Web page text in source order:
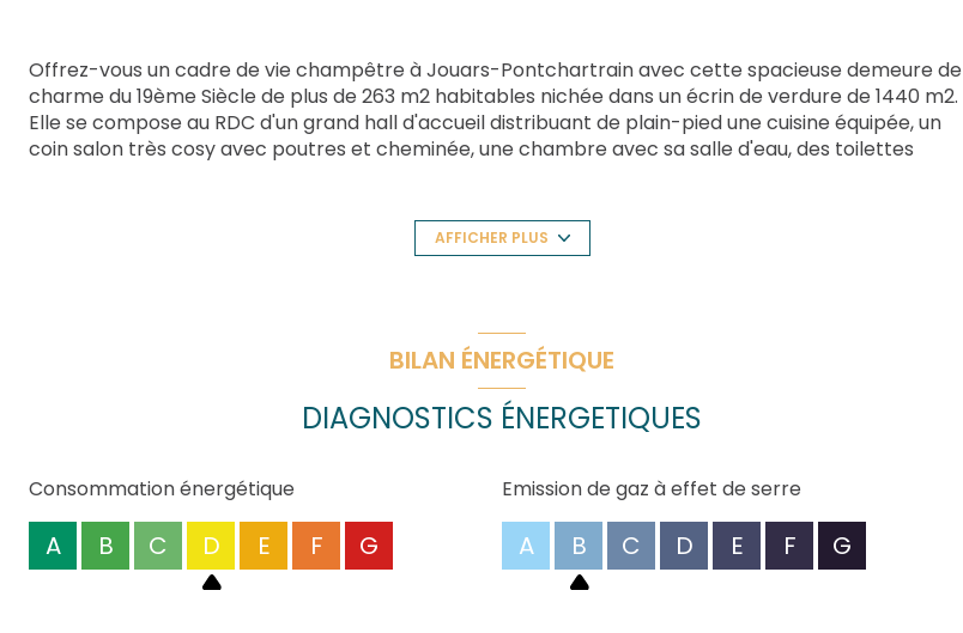
Offrez-vous un cadre de vie champêtre à Jouars-Pontchartrain avec cette spacieuse demeure de
charme du 19ème Siècle de plus de 263 m2 habitables nichée dans un écrin de verdure de 1440 m2.
Elle se compose au RDC d'un grand hall d'accueil distribuant de plain-pied une cuisine équipée, un
coin salon très cosy avec poutres et cheminée, une chambre avec sa salle d'eau, des toilettes
un espace nuit comprenant trois chambres dont une avec terrasse, une salle d'eau, une salle de
bains et deux dressings. En annexe: Une grange à l'ancienne à usage de garage, une belle cave à vins
très jolies prestations à l'ancienne conférant un charme certain à cette demeure, fenêtres double
vitrage, pompe à chaleur, clim réversible, dépendance, grande cour pavée sur le devant de la
propriété permettant un accès aisé aux véhicules. Beau terrain plat et paysagé avec goût. Pour
visiter cette propriété de charme, contactez dès à présent votre agence REAL IMMO
AFFICHER PLUS
BILAN ÉNERGÉTIQUE
DIAGNOSTICS ÉNERGETIQUES
Consommation énergétique
A B C D E F G
Emission de gaz à effet de serre
A B C D E F G